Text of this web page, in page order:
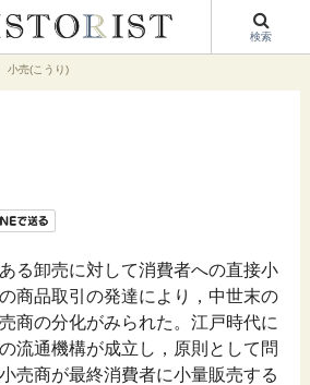
検索
小売(こうり)
る卸売に対して消費者への直接小
商品取引の発達により，中世末の
商の分化がみられた。江戸時代に
通機構が成立し，原則として問
売商が最終消費者に小量販売する